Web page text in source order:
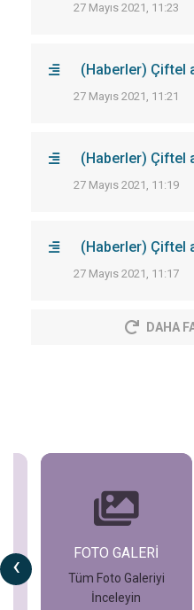
27 Mayıs 2021, 11:23
(Haberler) Çiftel
27 Mayıs 2021, 11:21
(Haberler) Çiftel
27 Mayıs 2021, 11:19
(Haberler) Çiftel
27 Mayıs 2021, 11:17
DAHA
‹ FOTO GALERİ
Tüm Foto Galeriyi
İnceleyin